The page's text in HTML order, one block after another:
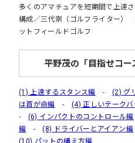
多くのアマチュアを短期間で上達
構成／三代崇（ゴルフライター
ットフィールドゴルフ
平野茂の「目指せコ
(1) 上達するスタンス編 - (2) グ
は首が命編
- (4) 正しいテークバ
- (6) インパクトのコントロール編
編 -(8) ドライバーとアイアン編
(10) パットの構え方編